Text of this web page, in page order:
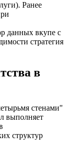
Ранее
данных вкупе с
стратегия
в
стенами"
выполняет
структур